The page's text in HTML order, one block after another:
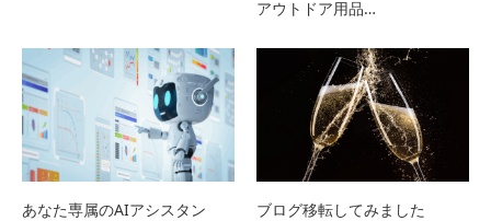
アウトドア用品…
あなた専属のAIアシスタン
ブログ移転してみました